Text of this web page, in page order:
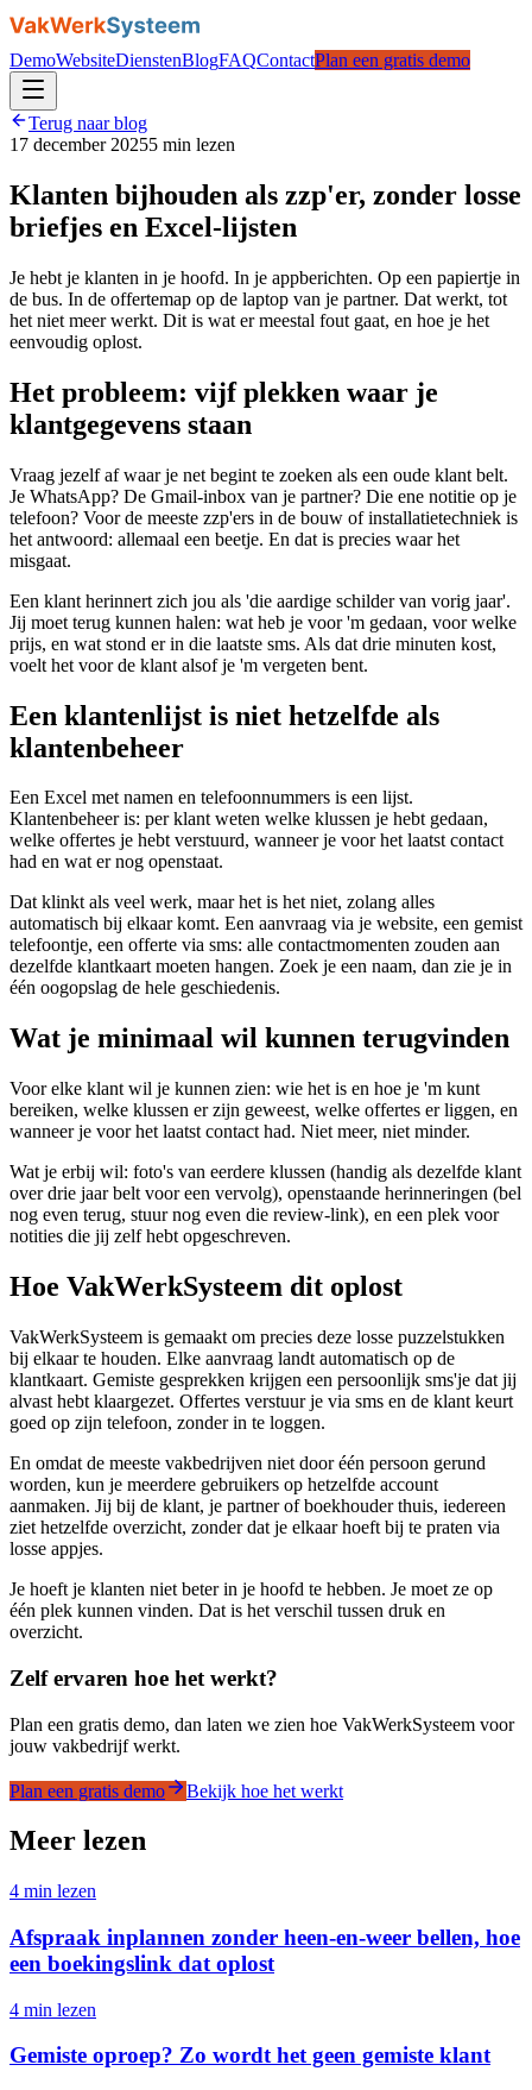
DemoWebsiteDienstenBlogFAQContactPlan een gratis demo
Terug naar blog
17 december 20255 min lezen
Klanten bijhouden als zzp'er, zonder losse
briefjes en Excel-lijsten
Je hebt je klanten in je hoofd. In je appberichten. Op een papiertje in
de bus. In de offertemap op de laptop van je partner. Dat werkt, tot
het niet meer werkt. Dit is wat er meestal fout gaat, en hoe je het
eenvoudig oplost.
Het probleem: vijf plekken waar je
klantgegevens staan
Vraag jezelf af waar je net begint te zoeken als een oude klant belt.
Je WhatsApp? De Gmail-inbox van je partner? Die ene notitie op je
telefoon? Voor de meeste zzp'ers in de bouw of installatietechniek is
het antwoord: allemaal een beetje. En dat is precies waar het
misgaat.
Een klant herinnert zich jou als 'die aardige schilder van vorig jaar'.
Jij moet terug kunnen halen: wat heb je voor 'm gedaan, voor welke
prijs, en wat stond er in die laatste sms. Als dat drie minuten kost,
voelt het voor de klant alsof je 'm vergeten bent.
Een klantenlijst is niet hetzelfde als
klantenbeheer
Een Excel met namen en telefoonnummers is een lijst.
Klantenbeheer is: per klant weten welke klussen je hebt gedaan,
welke offertes je hebt verstuurd, wanneer je voor het laatst contact
had en wat er nog openstaat.
Dat klinkt als veel werk, maar het is het niet, zolang alles
automatisch bij elkaar komt. Een aanvraag via je website, een gemist
telefoontje, een offerte via sms: alle contactmomenten zouden aan
dezelfde klantkaart moeten hangen. Zoek je een naam, dan zie je in
één oogopslag de hele geschiedenis.
Wat je minimaal wil kunnen terugvinden
Voor elke klant wil je kunnen zien: wie het is en hoe je 'm kunt
bereiken, welke klussen er zijn geweest, welke offertes er liggen, en
wanneer je voor het laatst contact had. Niet meer, niet minder.
Wat je erbij wil: foto's van eerdere klussen (handig als dezelfde klant
over drie jaar belt voor een vervolg), openstaande herinneringen (bel
nog even terug, stuur nog even die review-link), en een plek voor
notities die jij zelf hebt opgeschreven.
Hoe VakWerkSysteem dit oplost
VakWerkSysteem is gemaakt om precies deze losse puzzelstukken
bij elkaar te houden. Elke aanvraag landt automatisch op de
klantkaart. Gemiste gesprekken krijgen een persoonlijk sms'je dat jij
alvast hebt klaargezet. Offertes verstuur je via sms en de klant keurt
goed op zijn telefoon, zonder in te loggen.
En omdat de meeste vakbedrijven niet door één persoon gerund
worden, kun je meerdere gebruikers op hetzelfde account
aanmaken. Jij bij de klant, je partner of boekhouder thuis, iedereen
ziet hetzelfde overzicht, zonder dat je elkaar hoeft bij te praten via
losse appjes.
Je hoeft je klanten niet beter in je hoofd te hebben. Je moet ze op
één plek kunnen vinden. Dat is het verschil tussen druk en
overzicht.
Zelf ervaren hoe het werkt?
Plan een gratis demo, dan laten we zien hoe VakWerkSysteem voor
jouw vakbedrijf werkt.
Plan een gratis demo Bekijk hoe het werkt
Meer lezen
4 min lezen
Afspraak inplannen zonder heen-en-weer bellen, hoe
een boekingslink dat oplost
4 min lezen
Gemiste oproep? Zo wordt het geen gemiste klant